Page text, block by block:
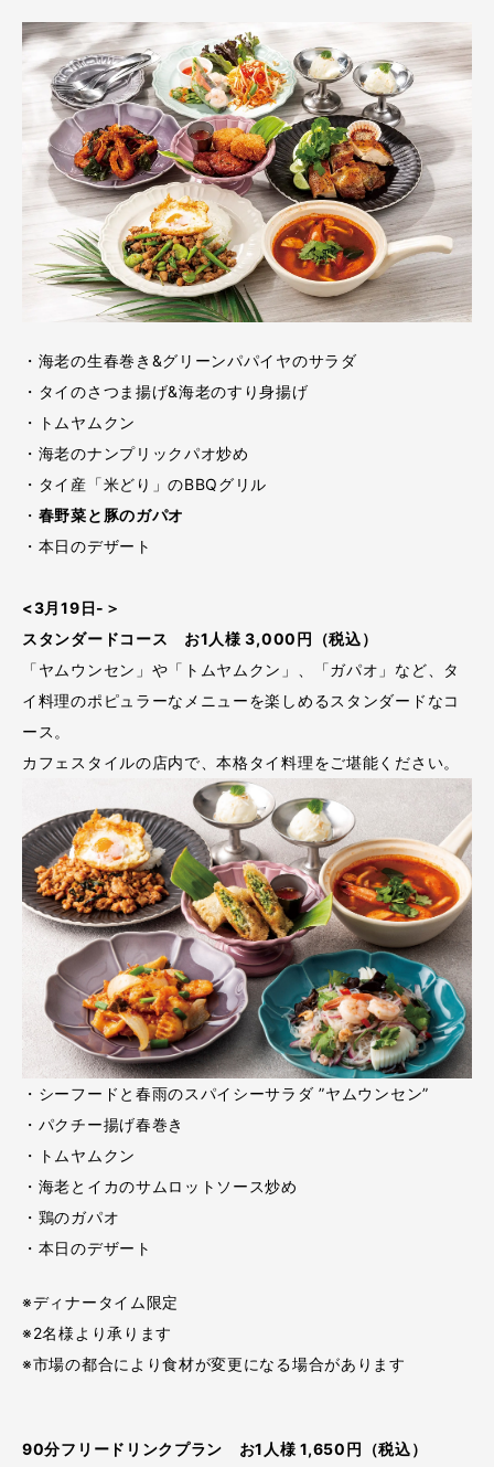
・海老の生春巻き&グリーンパパイヤのサラダ
・タイのさつま揚げ&海老のすり身揚げ
・トムヤムクン
・海老のナンプリックパオ炒め
・タイ産「米どり」のBBQグリル
・ 春野菜と豚のガパオ
・本日のデザート
<3月19日-＞
スタンダードコース お1人様 3,000円（税込）
「ヤムウンセン」や「トムヤムクン」、「ガパオ」など、タ
イ料理のポピュラーなメニューを楽しめるスタンダードなコ
ース。
カフェスタイルの店内で、本格タイ料理をご堪能ください。
・シーフードと春雨のスパイシーサラダ ”ヤムウンセン”
・パクチー揚げ春巻き
・トムヤムクン
・海老とイカのサムロットソース炒め
・鶏のガパオ
・本日のデザート
※ディナータイム限定
※2名様より承ります
※市場の都合により食材が変更になる場合があります
90分フリードリンクプラン お1人様 1,650円（税込）